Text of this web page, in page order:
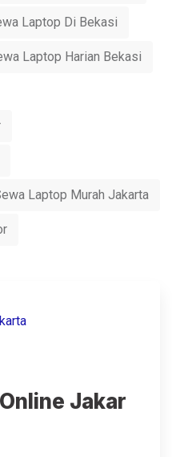
Laptop Di Bekasi
Laptop Harian Bekasi
Laptop Murah Jakarta
Jakar